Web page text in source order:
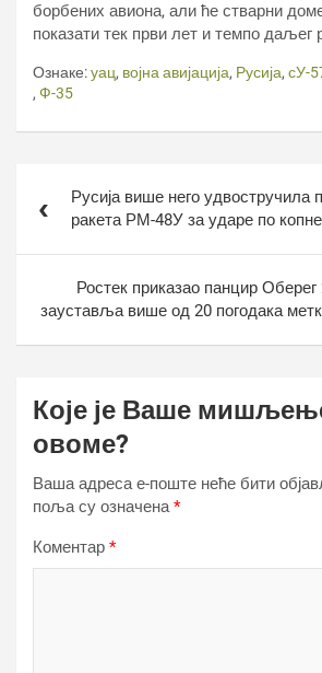
борбених авиона, али ће стварни
показати тек први лет и темпо даљег
Ознаке:уац, војна авијација, Русија, сУ-
, Ф-35
чланкаРусија више него удвостручила
ракета РМ-48У за ударе по
Ростек приказао панцир
зауставља више од 20 погодака
Које је Ваше
овоме?
Ваша адреса е-поште неће бити
поља су означена*
Коментар *